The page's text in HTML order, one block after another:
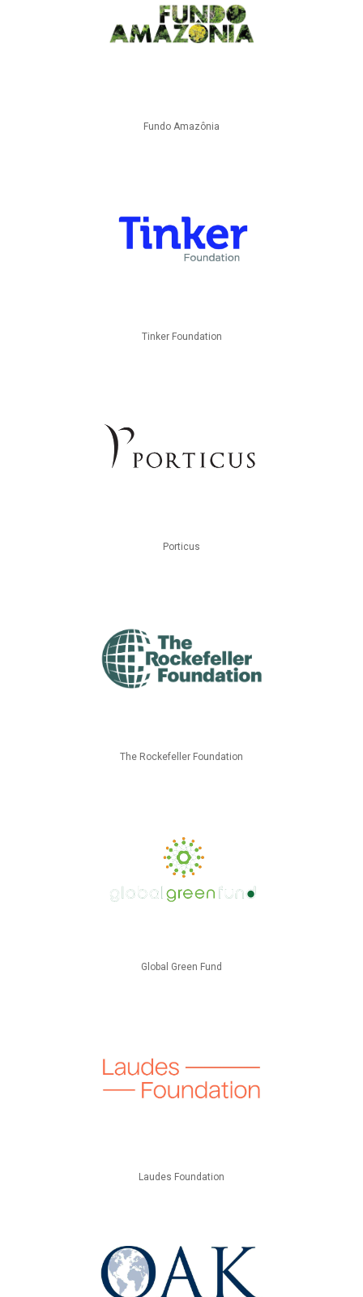
Fundo Amazônia
Tinker Foundation
Porticus
The Rockefeller Foundation
Global Green Fund
Laudes Foundation